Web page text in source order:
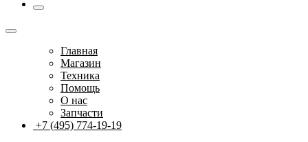
Главная
Магазин
Техника
Помощь
О нас
Запчасти
+7 (495) 774-19-19